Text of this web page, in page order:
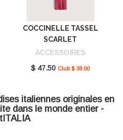
COCCINELLE TASSEL
SCARLET
E2MU0410101_R02
ACCESSOIRES
$ 47.50 Club $ 38.00
italiennes originales en
dans le monde entier -